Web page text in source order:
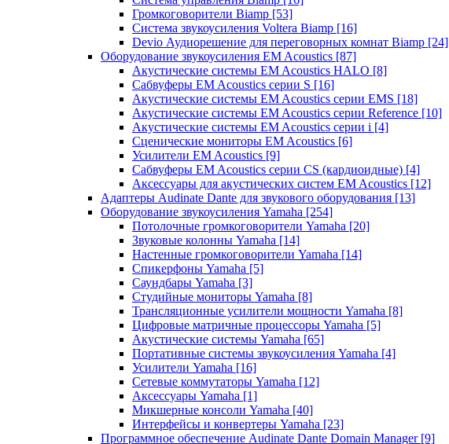
Громкоговорители Biamp [53]
Система звукоусиления Voltera Biamp [16]
Devio Аудиорешение для переговорных комнат Biamp [24]
Оборудование звукоусиления EM Acoustics [87]
Акустические системы EM Acoustics HALO [8]
Сабвуферы EM Acoustics серии S [16]
Акустические системы EM Acoustics серии EMS [18]
Акустические системы EM Acoustics серии Reference [10]
Акустические системы EM Acoustics серии i [4]
Сценические мониторы EM Acoustics [6]
Усилители EM Acoustics [9]
Сабвуферы EM Acoustics серии CS (кардиоидные) [4]
Аксессуары для акустических систем EM Acoustics [12]
Адаптеры Audinate Dante для звукового оборудования [13]
Оборудование звукоусиления Yamaha [254]
Потолочные громкоговорители Yamaha [20]
Звуковые колонны Yamaha [14]
Настенные громкоговорители Yamaha [14]
Спикерфоны Yamaha [5]
Саундбары Yamaha [3]
Студийные мониторы Yamaha [8]
Трансляционные усилители мощности Yamaha [8]
Цифровые матричные процессоры Yamaha [5]
Акустические системы Yamaha [65]
Портативные системы звукоусиления Yamaha [4]
Усилители Yamaha [16]
Сетевые коммутаторы Yamaha [12]
Аксессуары Yamaha [1]
Микшерные консоли Yamaha [40]
Интерфейсы и конвертеры Yamaha [23]
Программное обеспечение Audinate Dante Domain Manager [9]